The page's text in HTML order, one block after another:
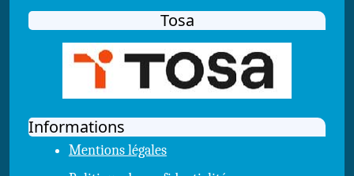
Tosa
Informations
Mentions légales